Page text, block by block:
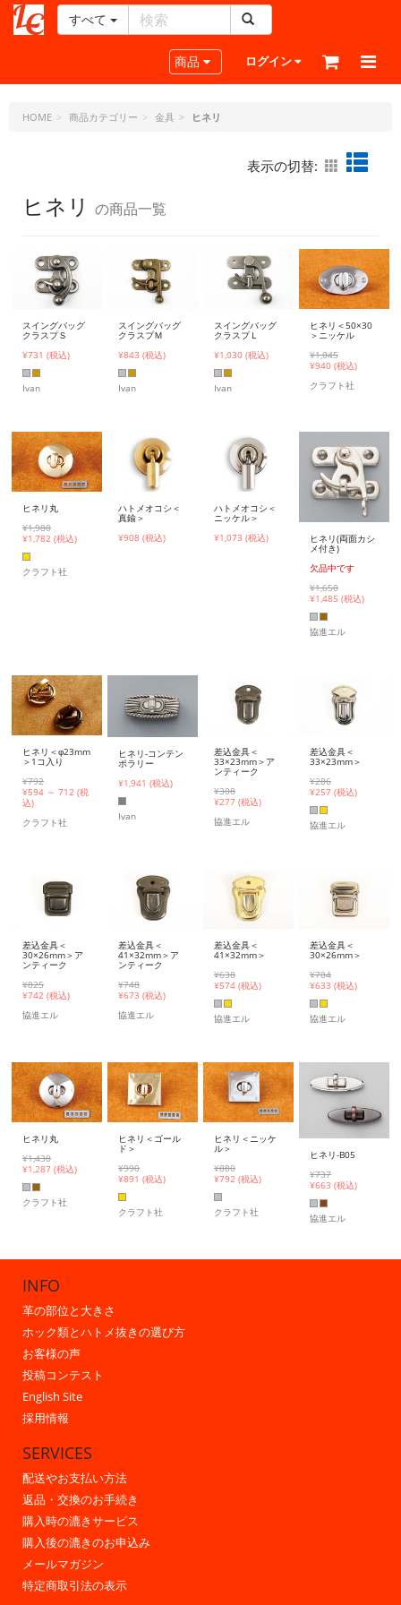
ー
ラ
ッ
ト・
すべて
Toggle navigation
商品 ログイン
HOME 商品カテゴリー 金具 ヒネリ
表示の切替:
ヒネリ の商品一覧
スイングバッグ
クラスプＳ
¥731 (税込)
Ivan
スイングバッグ
クラスプＭ
¥843 (税込)
Ivan
スイングバッグ
クラスプＬ
¥1,030 (税込)
Ivan
ヒネリ＜50×30
＞ニッケル
¥1,045
¥940 (税込)
クラフト社
ヒネリ丸
¥1,980
¥1,782 (税込)
クラフト社
ハトメオコシ＜
真鍮＞
¥908 (税込)
ハトメオコシ＜
ニッケル＞
¥1,073 (税込)
ヒネリ(両面カシ
メ付き)
欠品中です
¥1,650
¥1,485 (税込)
協進エル
ヒネリ＜φ23mm
＞1コ入り
¥792
¥594 ～ 712 (税
込)
クラフト社
ヒネリ-コンテン
ポラリー
¥1,941 (税込)
Ivan
差込金具＜
33×23mm＞ア
ンティーク
¥308
¥277 (税込)
協進エル
差込金具＜
33×23mm＞
¥286
¥257 (税込)
協進エル
差込金具＜
30×26mm＞ア
ンティーク
¥825
¥742 (税込)
協進エル
差込金具＜
41×32mm＞ア
ンティーク
¥748
¥673 (税込)
協進エル
差込金具＜
41×32mm＞
¥638
¥574 (税込)
協進エル
差込金具＜
30×26mm＞
¥704
¥633 (税込)
協進エル
ヒネリ丸
¥1,430
¥1,287 (税込)
クラフト社
ヒネリ＜ゴール
ド＞
¥990
¥891 (税込)
クラフト社
ヒネリ＜ニッケ
ル＞
¥880
¥792 (税込)
クラフト社
ヒネリ-B05
¥737
¥663 (税込)
協進エル
INFO
革の部位と大きさ
ホック類とハトメ抜きの選び方
お客様の声
投稿コンテスト
English Site
採用情報
SERVICES
配送やお支払い方法
返品・交換のお手続き
購入時の漉きサービス
購入後の漉きのお申込み
メールマガジン
特定商取引法の表示